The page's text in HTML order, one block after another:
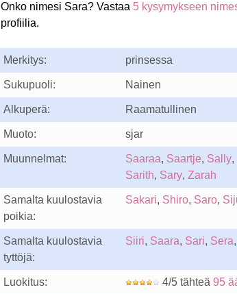
Onko nimesi Sara? Vastaa 5 kysymykseen
profiilia.
Merkitys: prinsessa
Sukupuoli: Nainen
Alkuperä: Raamatullinen
Muoto: sjar
Muunnelmat: Saaraa, Saartje, Sally,
Sarith, Sary, Zarah
Samalta kuulostavia
poikia:
Sakari, Shiro, Saro,
Samalta kuulostavia
tyttöjä:
Siiri, Saara, Sari, Sera,
Luokitus: 4/5 tähteä 95